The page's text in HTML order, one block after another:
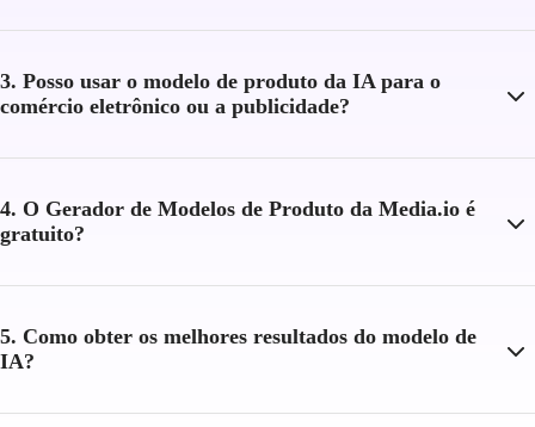
3. Posso usar o modelo de produto da IA para o
comércio eletrônico ou a publicidade?
4. O Gerador de Modelos de Produto da Media.io é
gratuito?
5. Como obter os melhores resultados do modelo de
IA?